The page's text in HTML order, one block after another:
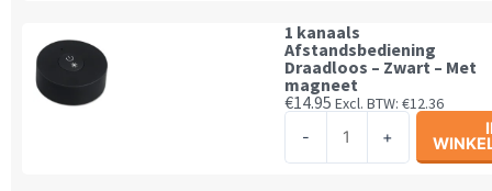
Afstandsbediening
-
Wit
-
Met
magneet
1 kanaals
Afstandsbediening
Draadloos – Zwart – Met
magneet
€14.95 Excl. BTW: €12.36
-
+